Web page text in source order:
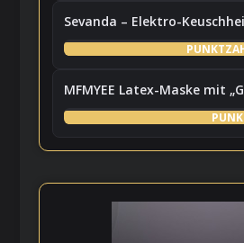
Sevanda – Elektro-
MFMYEE Latex-Maske mit